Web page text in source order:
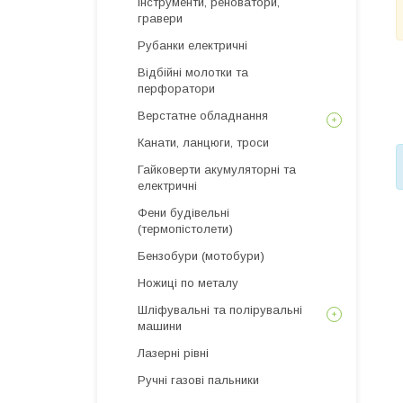
гравери
Рубанки електричні
Відбійні молотки та
перфоратори
Верстатне обладнання
Канати, ланцюги, троси
Гайковерти акумуляторні та
електричні
Фени будівельні
(термопістолети)
Бензобури (мотобури)
Ножиці по металу
Шліфувальні та полірувальні
машини
Лазерні рівні
Ручні газові пальники